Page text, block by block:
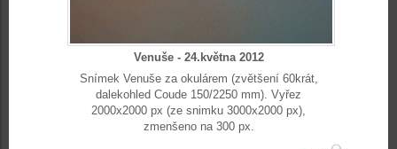
Venuše - 24.května 2012
Snímek Venuše za okulárem (zvětšení 60krát,
dalekohled Coude 150/2250 mm). Vyřez
2000x2000 px (ze snimku 3000x2000 px),
zmenšeno na 300 px.